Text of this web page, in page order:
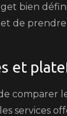
bien
de prendre
et
comparer
services